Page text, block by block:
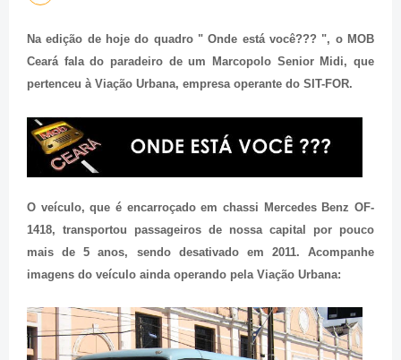
Na edição de hoje do quadro " Onde está você??? ", o MOB
Ceará fala do paradeiro de um Marcopolo Senior Midi, que
pertenceu à Viação Urbana, empresa operante do SIT-FOR.
O veículo, que é encarroçado em chassi Mercedes Benz OF-
1418, transportou passageiros de nossa capital por pouco
mais de 5 anos, sendo desativado em 2011. Acompanhe
imagens do veículo ainda operando pela Viação Urbana: